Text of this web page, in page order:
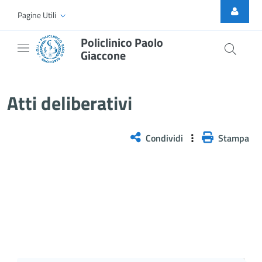
Skip to Main Content
Pagine Utili
Policlinico Paolo
Giaccone
Atti deliberativi
Condividi Stampa